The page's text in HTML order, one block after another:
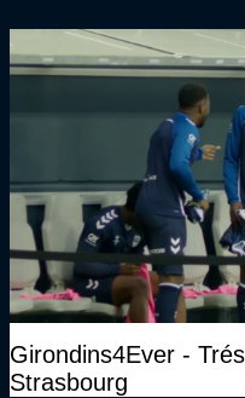
Girondins4Ever -
Strasbourg